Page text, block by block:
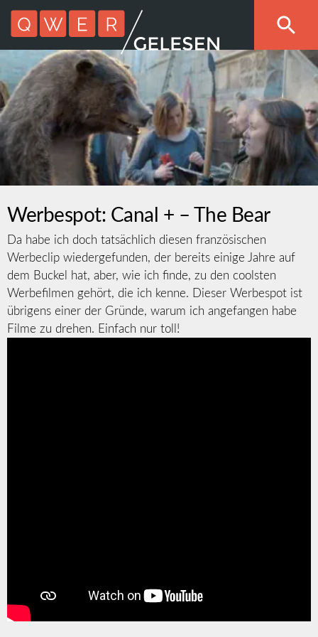
Werbespot: Canal + – The Bear
Da habe ich doch tatsächlich diesen französischen
Werbeclip wiedergefunden, der bereits einige Jahre auf
dem Buckel hat, aber, wie ich finde, zu den coolsten
Werbefilmen gehört, die ich kenne. Dieser Werbespot ist
übrigens einer der Gründe, warum ich angefangen habe
Filme zu drehen. Einfach nur toll!